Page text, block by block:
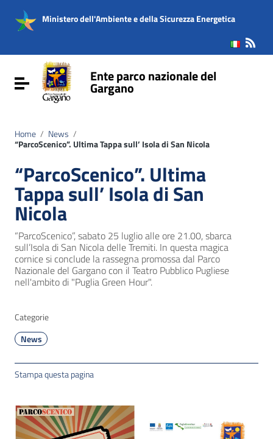
Vai al menu di navigazione
Vai al footer
Ministero dell'Ambiente e della Sicurezza Energetica
Attiva / disattiva la navigazioneEnte parco nazionale del
Gargano
Home / News /
“ParcoScenico”. Ultima Tappa sull’ Isola di San Nicola
“ParcoScenico”. Ultima
Tappa sull’ Isola di San
Nicola
“ParcoScenico”, sabato 25 luglio alle ore 21.00, sbarca
sull’Isola di San Nicola delle Tremiti. In questa magica
cornice si conclude la rassegna promossa dal Parco
Nazionale del Gargano con il Teatro Pubblico Pugliese
nell'ambito di "Puglia Green Hour".
Categorie
News
Stampa questa pagina